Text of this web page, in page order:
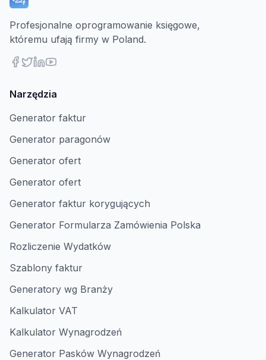
Profesjonalne oprogramowanie księgowe,
któremu ufają firmy w Poland.
Narzędzia
Generator faktur
Generator paragonów
Generator ofert
Generator ofert
Generator faktur korygujących
Generator Formularza Zamówienia Polska
Rozliczenie Wydatków
Szablony faktur
Generatory wg Branży
Kalkulator VAT
Kalkulator Wynagrodzeń
Generator Pasków Wynagrodzeń